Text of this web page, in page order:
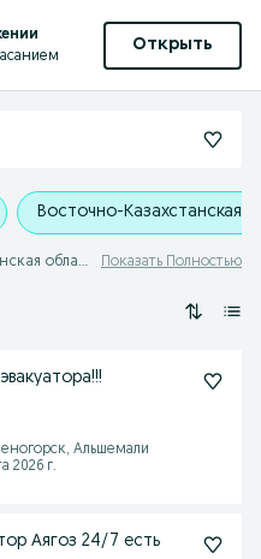
Открыть
Восточно-Казахстанская
Оказание услуг Восточно-Казахстанская область - эвакуатор Показать Полностью
Альшемали
2026 г.
Аягоз 24/7 есть